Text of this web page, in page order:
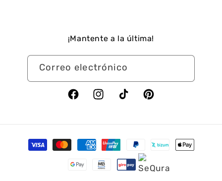
¡Mantente a la última!
Correo electrónico
FacebookInstagramTikTok Pinterest
Formas
de